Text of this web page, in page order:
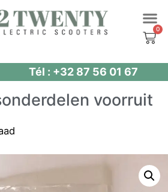
Tél : +32 87 56 01 67
voorruit